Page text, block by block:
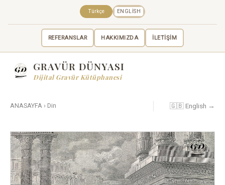
REFERANSLAR HAKKIMIZDA İLETİŞİM
Türkçe ENGLISH
GRAVÜR DÜNYASI
Dijital Gravür Kütüphanesi
ANASAYFA › Din 🇬🇧 English →